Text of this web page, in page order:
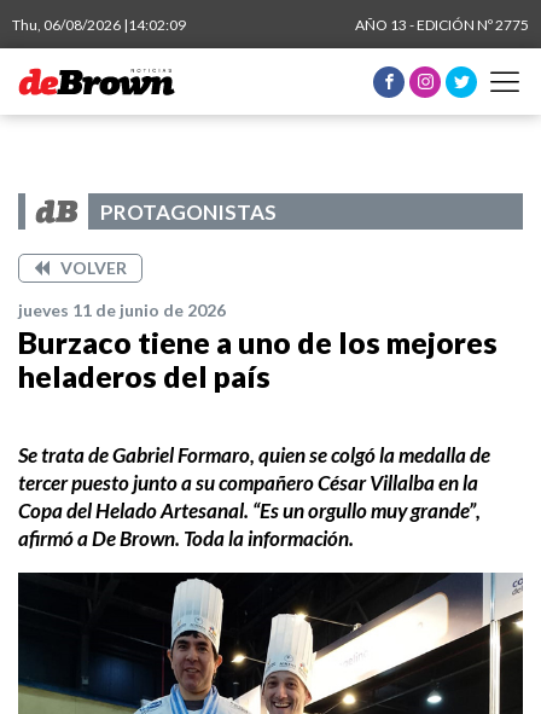
Thu, 06/08/2026 |14:02:10 AÑO 13 - EDICIÓN Nº 2775
PROTAGONISTAS
VOLVER
jueves 11 de junio de 2026
Burzaco tiene a uno de los mejores
heladeros del país
Se trata de Gabriel Formaro, quien se colgó la medalla de
tercer puesto junto a su compañero César Villalba en la
Copa del Helado Artesanal. “Es un orgullo muy grande”,
afirmó a De Brown. Toda la información.